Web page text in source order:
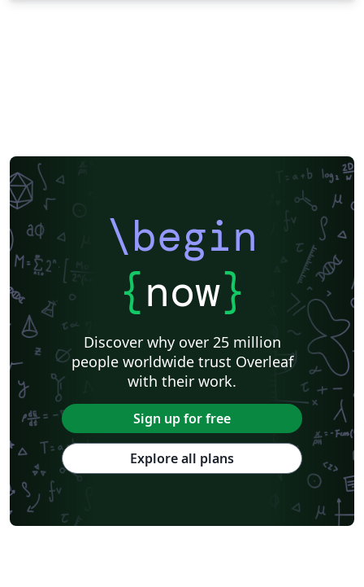
\begin
{now}
Discover why over 25 million
people worldwide trust Overleaf
with their work.
Sign up for free
Explore all plans